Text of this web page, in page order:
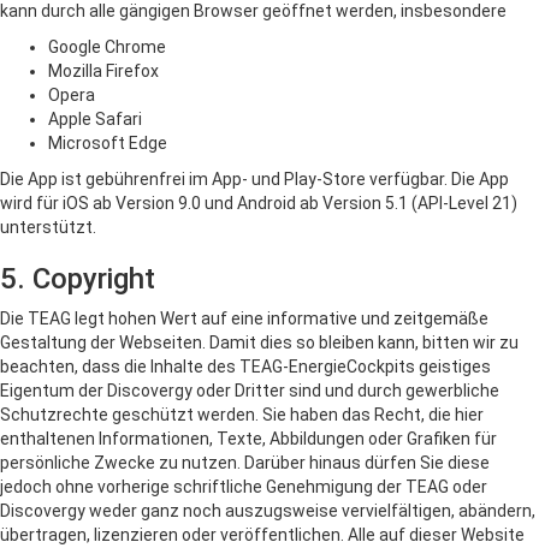
kann durch alle gängigen Browser geöffnet werden, insbesondere
Google Chrome
Mozilla Firefox
Opera
Apple Safari
Microsoft Edge
Die App ist gebührenfrei im App- und Play-Store verfügbar. Die App
wird für iOS ab Version 9.0 und Android ab Version 5.1 (API-Level 21)
unterstützt.
5. Copyright
Die TEAG legt hohen Wert auf eine informative und zeitgemäße
Gestaltung der Webseiten. Damit dies so bleiben kann, bitten wir zu
beachten, dass die Inhalte des TEAG-EnergieCockpits geistiges
Eigentum der Discovergy oder Dritter sind und durch gewerbliche
Schutzrechte geschützt werden. Sie haben das Recht, die hier
enthaltenen Informationen, Texte, Abbildungen oder Grafiken für
persönliche Zwecke zu nutzen. Darüber hinaus dürfen Sie diese
jedoch ohne vorherige schriftliche Genehmigung der TEAG oder
Discovergy weder ganz noch auszugsweise vervielfältigen, abändern,
übertragen, lizenzieren oder veröffentlichen. Alle auf dieser Website